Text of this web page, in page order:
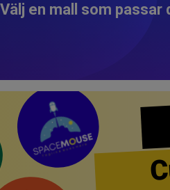
Välj en mall som passar